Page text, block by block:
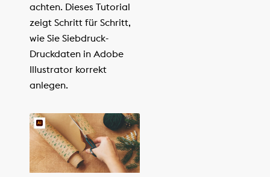
achten. Dieses Tutorial
zeigt Schritt für Schritt,
wie Sie Siebdruck-
Druckdaten in Adobe
Illustrator korrekt
anlegen.